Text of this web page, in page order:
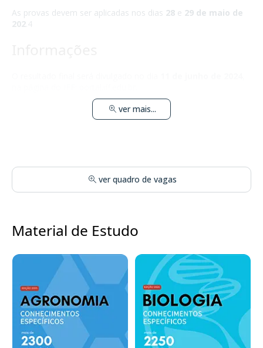
As provas devem ser aplicadas nos dias 28 e 29 de maio de
202 .4
ver mais...
ver quadro de vagas
Material de Estudo